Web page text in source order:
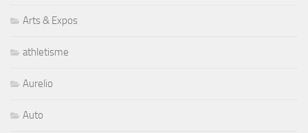
Arts & Expos
athletisme
Aurelio
Auto